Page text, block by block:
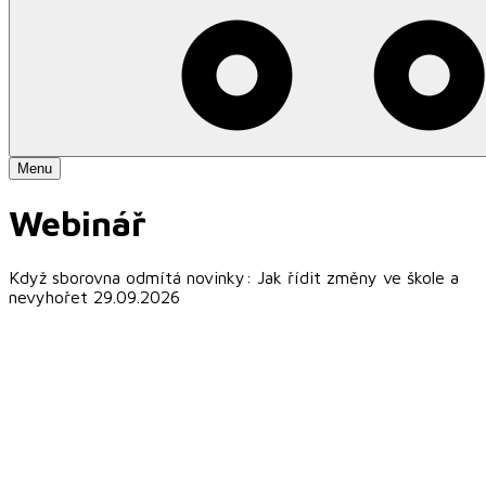
Menu
Webinář
Když sborovna odmítá novinky: Jak řídit změny ve škole a
nevyhořet 29.09.2026